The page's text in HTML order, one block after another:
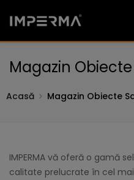
Magazin
Acasă Magazin Obiecte
IMPERMA vă oferă o gamă
calitate prelucrate în cel